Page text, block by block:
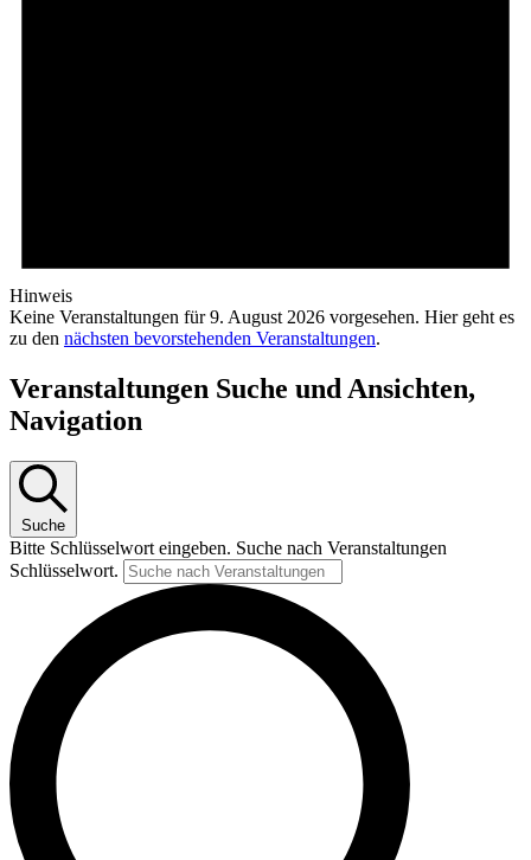
Hinweis
Keine Veranstaltungen für 9. August 2026 vorgesehen. Hier geht es
zu den nächsten bevorstehenden Veranstaltungen.
Veranstaltungen Suche und Ansichten,
Navigation
Suche
Bitte Schlüsselwort eingeben. Suche nach Veranstaltungen
Schlüsselwort.